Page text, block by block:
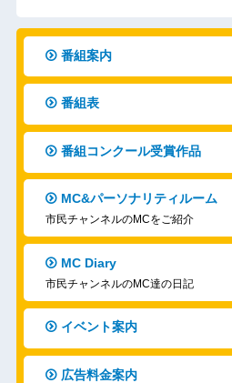
番組案内
番組表
番組コンクール受賞作品
MC&パーソナリティルーム
市民チャンネルのMCをご紹介
MC Diary
市民チャンネルのMC達の日記
イベント案内
広告料金案内